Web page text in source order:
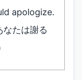
apologize.
なたは謝る